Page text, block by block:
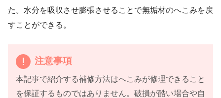
た。水分を吸収させ膨張させることで無垢材のへこみを戻
すことができる。
注意事項
本記事で紹介する補修方法はへこみが修理できること
を保証するものではありません。破損が酷い場合や自